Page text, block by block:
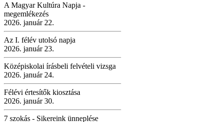
A Magyar Kultúra Napja -
megemlékezés
2026. január 22.
Az I. félév utolsó napja
2026. január 23.
Középiskolai írásbeli felvételi vizsga
2026. január 24.
Félévi értesítők kiosztása
2026. január 30.
7 szokás - Sikereink ünneplése